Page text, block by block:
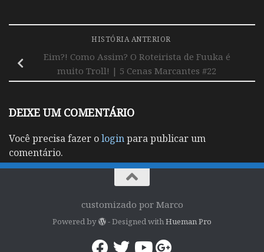
HISTÓRIA ANTERIOR
Eim?! Como Assim? O Roteirista de Fuuka é
muito Troll! | 5 Cenas Marcantes #22
DEIXE UM COMENTÁRIO
Você precisa fazer ologinpara publicar um
comentário.
customizado por Marco
Powered by - Designed with Hueman Pro